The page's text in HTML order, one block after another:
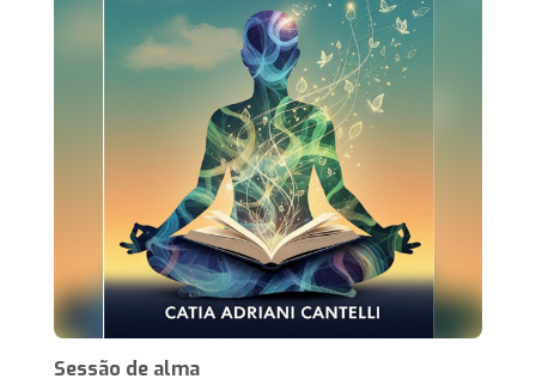
Sessão de alma